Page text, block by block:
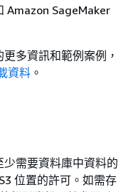
Amazon SageMaker
多資訊和範例案例，
資料 。
少需要資料庫中資料的
位置的許可。如需存